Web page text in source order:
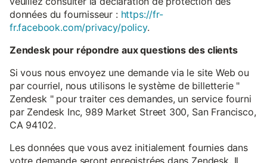
données du fournisseur : https://fr-
fr.facebook.com/privacy/policy.
Zendesk pour répondre aux questions des clients
Si vous nous envoyez une demande via le site Web ou
par courriel, nous utilisons le système de billetterie "
Zendesk " pour traiter ces demandes, un service fourni
par Zendesk Inc, 989 Market Street 300, San Francisco,
CA 94102.
Les données que vous avez initialement fournies dans
votre demande seront enregistrées dans Zendesk. Il